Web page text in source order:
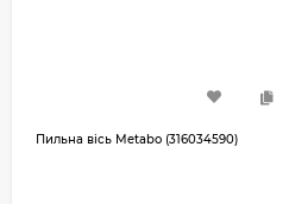
Пильна вісь Metabo (316034590)